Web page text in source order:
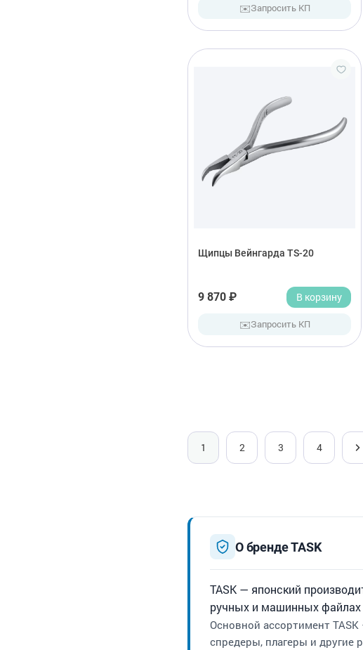
✉️Запросить КП
Щипцы Вейнгарда TS-20
9 870 ₽ В корзину
✉️Запросить КП
1 2 3 4
О бренде TASK
TASK — японский
ручных и машинных файлах
Основной ассортимент
спредеры, плагеры и другие